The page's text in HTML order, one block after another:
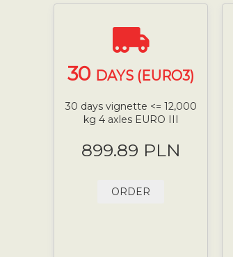
30 DAYS (EURO3)
30 days vignette <= 12,000
kg 4 axles EURO III
899.89 PLN
ORDER